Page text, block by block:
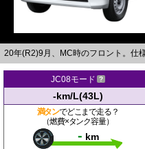
20年(R2)9月、MC時のフロント。仕
JC08モード
-km/L(43L)
満タンでどこまで走る？
（燃費×タンク容量）
- km